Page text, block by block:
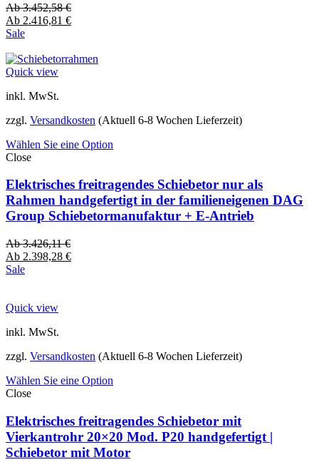
Ab3.452,58€
Ab 2.416,81 €
Sale
Quick view
inkl. MwSt.
zzgl. Versandkosten (Aktuell 6-8 Wochen Lieferzeit)
Wählen Sie eine Option
Close
Elektrisches freitragendes Schiebetor nur als
Rahmen handgefertigt in der familieneigenen DAG
Group Schiebetormanufaktur + E-Antrieb
Ab3.426,11€
Ab 2.398,28 €
Sale
Quick view
inkl. MwSt.
zzgl. Versandkosten (Aktuell 6-8 Wochen Lieferzeit)
Wählen Sie eine Option
Close
Elektrisches freitragendes Schiebetor mit
Vierkantrohr 20×20 Mod. P20 handgefertigt |
Schiebetor mit Motor